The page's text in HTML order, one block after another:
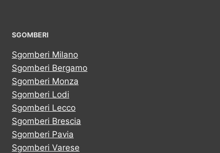
SGOMBERI
Sgomberi Milano
Sgomberi Bergamo
Sgomberi Monza
Sgomberi Lodi
Sgomberi Lecco
Sgomberi Brescia
Sgomberi Pavia
Sgomberi Varese